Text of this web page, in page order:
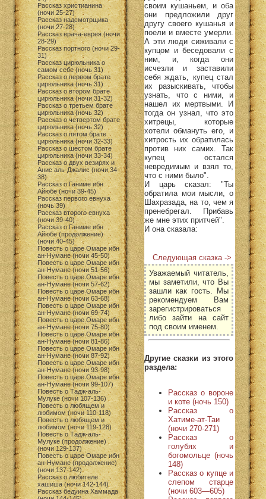
Рассказ христианина
(ночи 25-27)
Рассказ надсмотрщика
(ночи 27-28)
Рассказ врача-еврея (ночи
28-29)
Рассказ портного (ночи 29-
31)
Рассказ цирюльника о
самом себе (ночь 31)
Рассказ о первом брате
цирюльника (ночь 31)
Рассказ о втором брате
цирюльника (ночи 31-32)
Рассказ о третьем брате
цирюльника (ночь 32)
Рассказ о четвертом брате
цирюльника (ночь 32)
Рассказ о пятом брате
цирюльника (ночи 32-33)
Рассказ о шестом брате
цирюльника (ночи 33-34)
Рассказ о двух везирях и
Анис аль-Джалис (ночи 34-
38)
Рассказ о Ганиме ибн
Айюбе (ночи 39-45)
Рассказ первого евнуха
(ночь 39)
Рассказ второго евнуха
(ночи 39-40)
Рассказ о Ганиме ибн
Айюбе (продолжение)
(ночи 40-45)
Повесть о царе Омаре ибн
ан-Нумане (ночи 45-50)
Повесть о царе Омаре ибн
ан-Нумане (ночи 51-56)
Повесть о царе Омаре ибн
ан-Нумане (ночи 57-62)
Повесть о царе Омаре ибн
ан-Нумане (ночи 63-68)
Повесть о царе Омаре ибн
ан-Нумане (ночи 69-74)
Повесть о царе Омаре ибн
ан-Нумане (ночи 75-80)
Повесть о царе Омаре ибн
ан-Нумане (ночи 81-86)
Повесть о царе Омаре ибн
ан-Нумане (ночи 87-92)
Повесть о царе Омаре ибн
ан-Нумане (ночи 93-98)
Повесть о царе Омаре ибн
ан-Нумане (ночи 99-107)
Повесть о Тадж-аль-
Мулуке (ночи 107-136)
Повесть о любящем и
любимом (ночи 110-118)
Повесть о любящем и
любимом (ночи 119-128)
Повесть о Тадж-аль-
Мулуке (продолжение)
(ночи 129-137)
Повесть о царе Омаре ибн
ан-Нумане (продолжение)
(ночи 137-142)
Рассказ о любителе
хашиша (ночи 142-144)
Рассказ бедуина Хаммада
своим кушаньем, и оба
они предложили друг
другу своего кушанья и
поели и вместе умерли.
А эти люди сиживали с
купцом и беседовали с
ним, и, когда они
исчезли и заставили
себя ждать, купец стал
их разыскивать, чтобы
узнать, что с ними, и
нашел их мертвыми. И
тогда он узнал, что это
хитрецы, которые
хотели обмануть его, и
хитрость их обратилась
против них самих. Так
купец остался
невредимым и взял то,
что с ними было".
И царь сказал: "Ты
обратила мои мысли, о
Шахразада, на то, чем я
пренебрегал. Прибавь
же мне этих притчей".
И она сказала:
Следующая сказка ->
Уважаемый читатель,
мы заметили, что Вы
зашли как гость. Мы
рекомендуем Вам
зарегистрироваться
либо зайти на сайт
под своим именем.
Другие сказки из этого
раздела:
Рассказ о вороне
и коте (ночь 150)
Рассказ о
Хатиме-ат-Таи
(ночи 270-271)
Рассказ о
голубях и
богомольце (ночь
148)
Рассказ о купце и
слепом старце
(ночи 603—605)